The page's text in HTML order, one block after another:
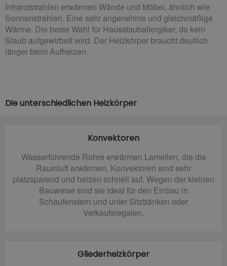
Infrarotstrahlen erwärmen Wände und Möbel, ähnlich wie
Sonnenstrahlen. Eine sehr angenehme und gleichmäßige
Wärme. Die beste Wahl für Hausstauballergiker, da kein
Staub aufgewirbelt wird. Der Heizkörper braucht deutlich
länger beim Aufheizen.
Die unterschiedlichen Heizkörper
Konvektoren
Wasserführende Rohre erwärmen Lamellen, die die
Raumluft erwärmen. Konvektoren sind sehr
platzsparend und heizen schnell auf. Wegen der kleinen
Bauweise sind sie ideal für den Einbau in
Schaufenstern und unter Sitzbänken oder
Verkaufsregalen.
Gliederheizkörper